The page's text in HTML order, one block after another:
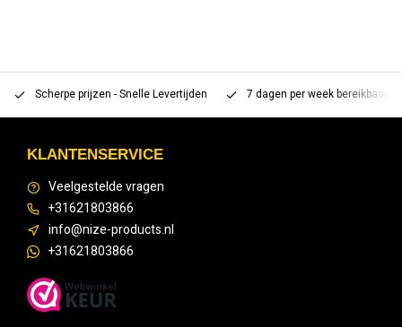
Scherpe prijzen - Snelle Levertijden 7 dagen per week bereikbaar
KLANTENSERVICE
Veelgestelde vragen
+31621803866
info@nize-products.nl
+31621803866